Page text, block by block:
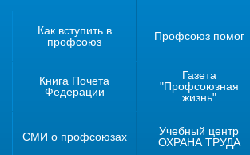
Как вступить в
профсоюз
Профсоюз помог
Книга Почета
Федерации
Газета
"Профсоюзная
жизнь"
СМИ о профсоюзах
Учебный центр
ОХРАНА ТРУДА